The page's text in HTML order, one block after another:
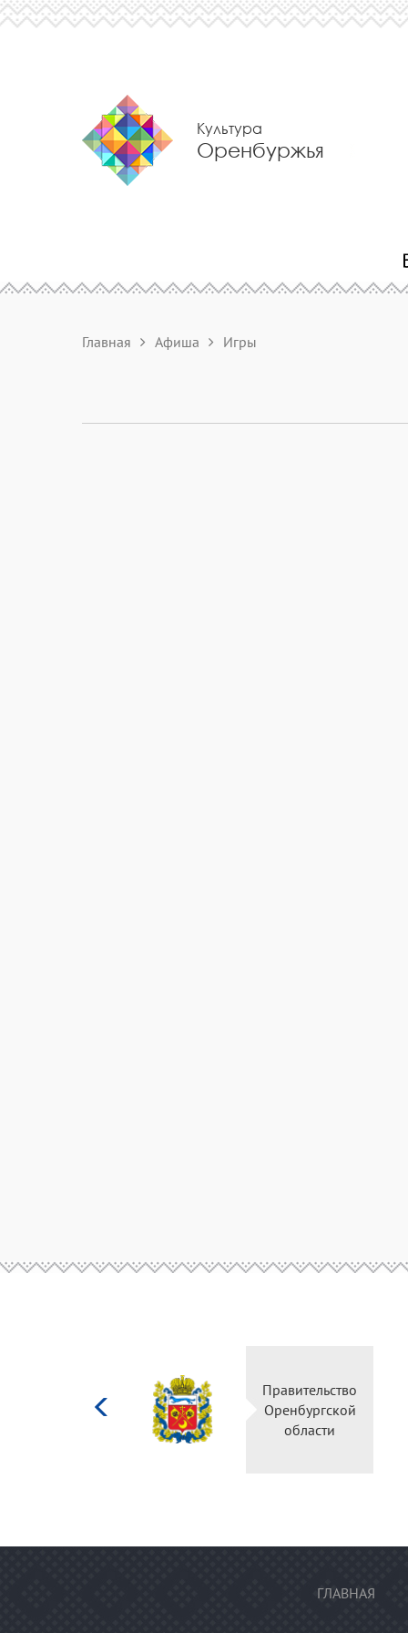
Культура
Оренбуржья
Главная Афиша Игры
Министерство
культуры
Российской
федерации
ГЛАВНАЯ